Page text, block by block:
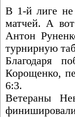
В 1-й лиге не
матчей. А
Антон
турнирную
Благодаря
Корощенко,
6:3.
Ветераны